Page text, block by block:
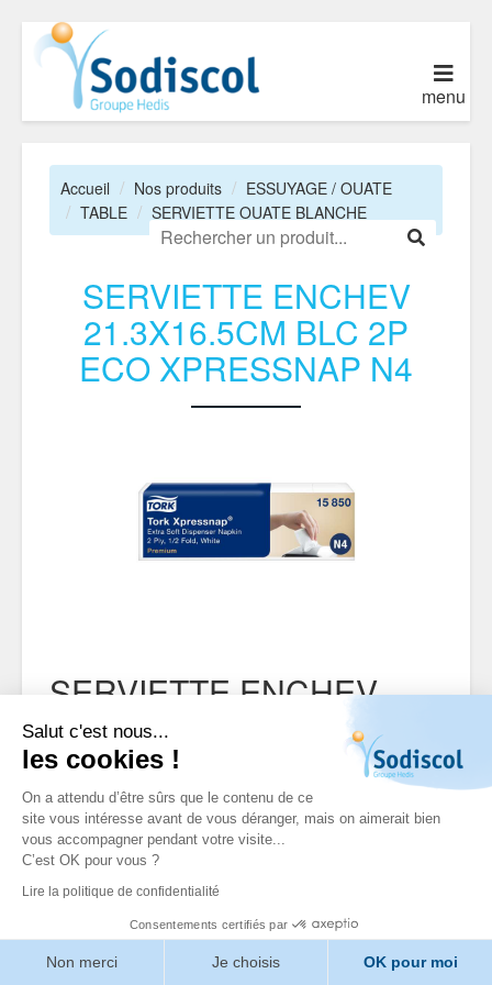
Salut c'est nous...
les cookies !
On a attendu d’être sûrs que le contenu de ce
site vous intéresse avant de vous déranger, mais on aimerait bien
vous accompagner pendant votre visite...
C’est OK pour vous ?
Lire la politique de confidentialité
Consentements certifiés par
Non merci Je choisis OK pour moi
menu
Accueil Nos produits
ESSUYAGE / OUATE
TABLE
SERVIETTE OUATE BLANCHE
SERVIETTE ENCHEV
21.3X16.5CM BLC 2P
ECO XPRESSNAP N4
SERVIETTE ENCHEV
21.3X16.5CM BLC 2P
ECO XPRESSNAP N4
Référence: 123369
Aucune description n'est disponible pour ce
produit
DOCUMENTS